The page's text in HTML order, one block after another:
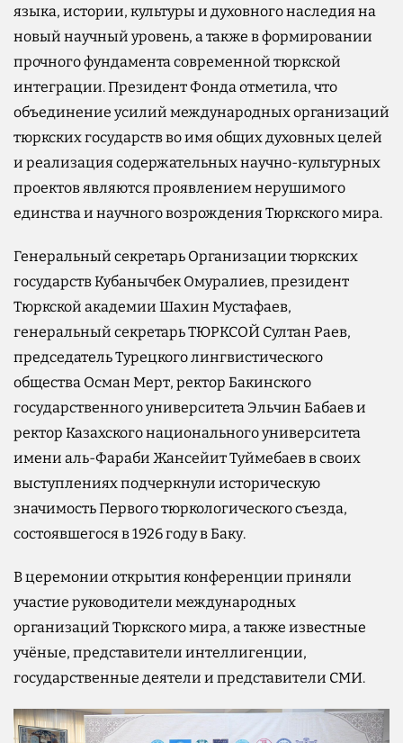
языка, истории, культуры и духовного наследия на
новый научный уровень, а также в формировании
прочного фундамента современной тюркской
интеграции. Президент Фонда отметила, что
объединение усилий международных организаций
тюркских государств во имя общих духовных целей
и реализация содержательных научно-культурных
проектов являются проявлением нерушимого
единства и научного возрождения Тюркского мира.
Генеральный секретарь Организации тюркских
государств Кубанычбек Омуралиев, президент
Тюркской академии Шахин Мустафаев,
генеральный секретарь ТЮРКСОЙ Султан Раев,
председатель Турецкого лингвистического
общества Осман Мерт, ректор Бакинского
государственного университета Эльчин Бабаев и
ректор Казахского национального университета
имени аль-Фараби Жансейит Туймебаев в своих
выступлениях подчеркнули историческую
значимость Первого тюркологического съезда,
состоявшегося в 1926 году в Баку.
В церемонии открытия конференции приняли
участие руководители международных
организаций Тюркского мира, а также известные
учёные, представители интеллигенции,
государственные деятели и представители СМИ.